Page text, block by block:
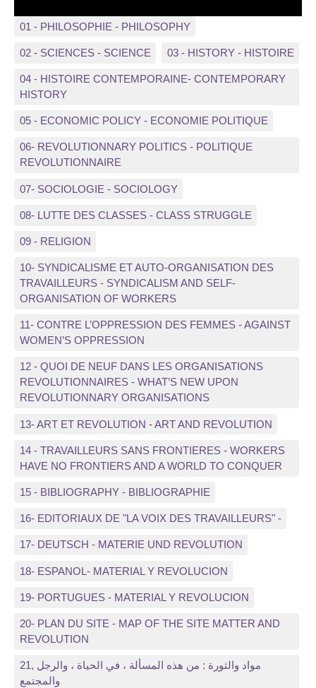
01 - PHILOSOPHIE - PHILOSOPHY
02 - SCIENCES - SCIENCE 03 - HISTORY - HISTOIRE
04 - HISTOIRE CONTEMPORAINE- CONTEMPORARY
HISTORY
05 - ECONOMIC POLICY - ECONOMIE POLITIQUE
06- REVOLUTIONNARY POLITICS - POLITIQUE
REVOLUTIONNAIRE
07- SOCIOLOGIE - SOCIOLOGY
08- LUTTE DES CLASSES - CLASS STRUGGLE
09 - RELIGION
10- SYNDICALISME ET AUTO-ORGANISATION DES
TRAVAILLEURS - SYNDICALISM AND SELF-
ORGANISATION OF WORKERS
11- CONTRE L’OPPRESSION DES FEMMES - AGAINST
WOMEN’S OPPRESSION
12 - QUOI DE NEUF DANS LES ORGANISATIONS
REVOLUTIONNAIRES - WHAT’S NEW UPON
REVOLUTIONNARY ORGANISATIONS
13- ART ET REVOLUTION - ART AND REVOLUTION
14 - TRAVAILLEURS SANS FRONTIERES - WORKERS
HAVE NO FRONTIERS AND A WORLD TO CONQUER
15 - BIBLIOGRAPHY - BIBLIOGRAPHIE
16- EDITORIAUX DE "LA VOIX DES TRAVAILLEURS" -
17- DEUTSCH - MATERIE UND REVOLUTION
18- ESPANOL- MATERIAL Y REVOLUCION
19- PORTUGUES - MATERIAL Y REVOLUCION
20- PLAN DU SITE - MAP OF THE SITE MATTER AND
REVOLUTION
21, مواد والثورة : من هذه المسألة ، في الحياة ، والرجل
والمجتمع